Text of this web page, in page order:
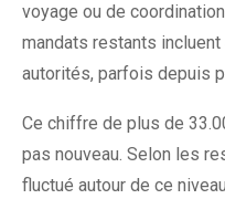
voyage ou de
mandats restants
autorités, parfois depuis
Ce chiffre de plus de
pas nouveau. Selon les
fluctué autour de ce